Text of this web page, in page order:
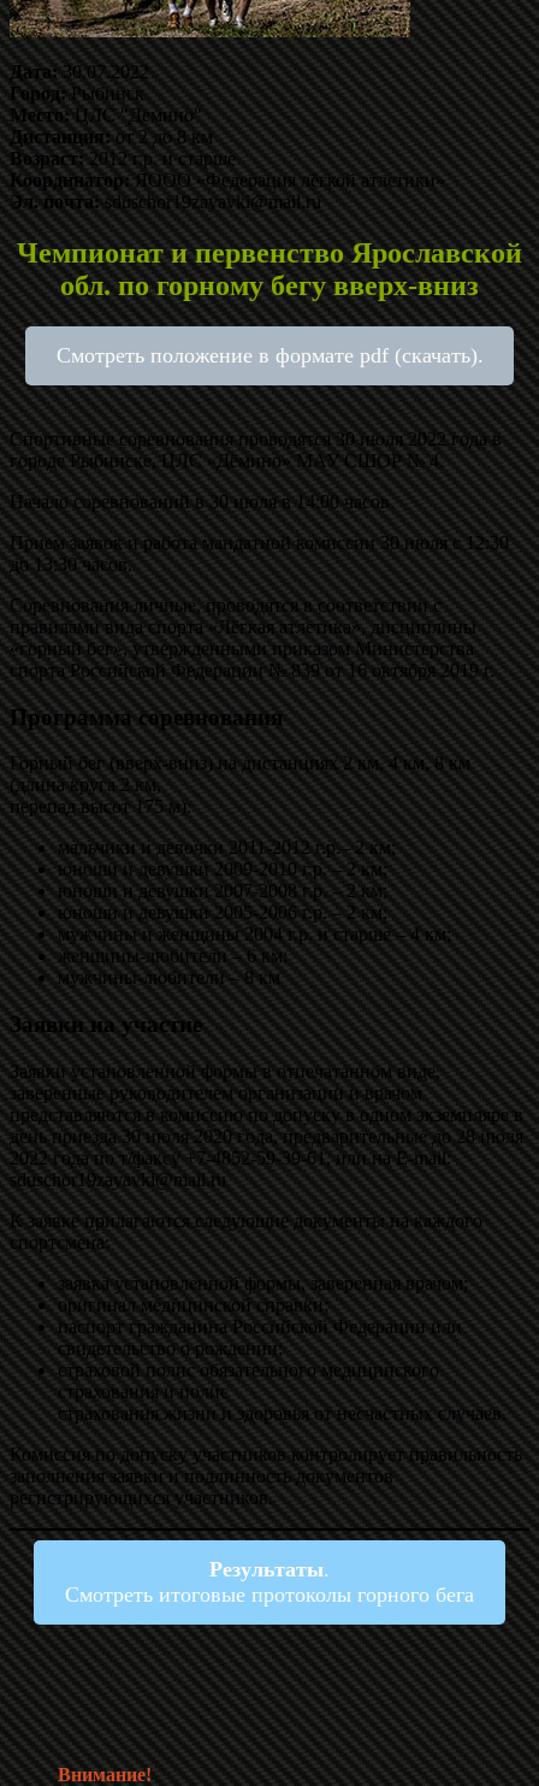
Дата:30.07.2022
Город:Рыбинск
Место:ЦЛС "Демино"
Дистанция:от 2 до 8 км
Возраст:2012 г.р. и старше
Координатор:ЯООО «Федерация лёгкой атлетики»
Эл. почта:sduschor19zayavki@mail.ru
Чемпионат и первенство Ярославской
обл. по горному бегу вверх‐вниз
Смотреть положение в формате pdf (скачать).
Спортивные соревнования проводятся 30 июля 2022 года в
городе Рыбинске, ЦЛС «Дёмино» МАУ СШОР № 4.
Начало соревнований в 30 июля в 14:00 часов.
Прием заявок и работа мандатной комиссии 30 июля с 12:30
до 13:30 часов.
Соревнования личные, проводятся в соответствии с
правилами вида спорта «Лёгкая атлетика», дисциплины
«горный бег», утвержденными приказом Министерства
спорта Российской Федерации № 839 от 16 октября 2019 г.
Программа соревнования
Горный бег (вверх-вниз) на дистанциях 2 км, 4 км, 8 км
(длина круга 2 км,
перепад высот 175 м):
мальчики и девочки 2011-2012 г.р.– 2 км;
юноши и девушки 2009-2010 г.р. – 2 км;
юноши и девушки 2007-2008 г.р. – 2 км;
юноши и девушки 2005-2006 г.р. – 2 км;
мужчины и женщины 2004 г.р. и старше – 4 км;
женщины-любители – 6 км;
мужчины-любители – 8 км
Заявки на участие
Заявки установленной формы в отпечатанном виде,
заверенные руководителем организации и врачом
представляются в комиссию по допуску в одном экземпляре в
день приезда 30 июля 2020 года, предварительные до 28 июля
2022 года по т/факсу +7-4852-59-39-61, или на E-mail:
sduschor19zayavki@mail.ru
К заявке прилагаются следующие документы на каждого
спортсмена:
заявка установленной формы, заверенная врачом;
оригинал медицинской справки;
паспорт гражданина Российской Федерации или
свидетельство о рождении;
страховой полис обязательного медицинского
страхования и полис
страхования жизни и здоровья от несчастных случаев.
Комиссия по допуску участников контролирует правильность
заполнения заявки и подлинность документов
регистрирующихся участников.
Результаты.
Смотреть итоговые протоколы горного бега
Внимание!